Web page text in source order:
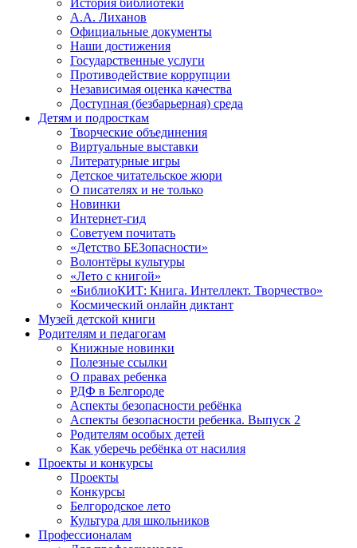
А.А. Лиханов
Официальные документы
Наши достижения
Государственные услуги
Противодействие коррупции
Независимая оценка качества
Доступная (безбарьерная) среда
Детям и подросткам
Творческие объединения
Виртуальные выставки
Литературные игры
Детское читательское жюри
О писателях и не только
Новинки
Интернет-гид
Советуем почитать
«Детство БЕЗопасности»
Волонтёры культуры
«Лето с книгой»
«БиблиоКИТ: Книга. Интеллект. Творчество»
Космический онлайн диктант
Музей детской книги
Родителям и педагогам
Книжные новинки
Полезные ссылки
О правах ребенка
РДФ в Белгороде
Аспекты безопасности ребёнка
Аспекты безопасности ребенка. Выпуск 2
Родителям особых детей
Как уберечь ребёнка от насилия
Проекты и конкурсы
Проекты
Конкурсы
Белгородское лето
Культура для школьников
Профессионалам